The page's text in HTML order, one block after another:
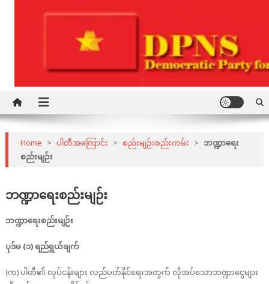
DPNS
Home > ပါတီအကြောင်း > စည်းမျဉ်းစည်းကမ်း > ဘဏ္ဍာရေး
စည်းမျဉ်း
ဘဏ္ဍာရေးစည်းမျဉ်း
ဘဏ္ဍာရေးစည်းမျဉ်း
ပုဒ်မ (၁) ရည်ရွယ်ချက်
(က) ပါတီ၏ လုပ်ငန်းများ လည်ပတ်နိုင်ရေးအတွက် လိုအပ်သောဘဏ္ဍာငွေများ